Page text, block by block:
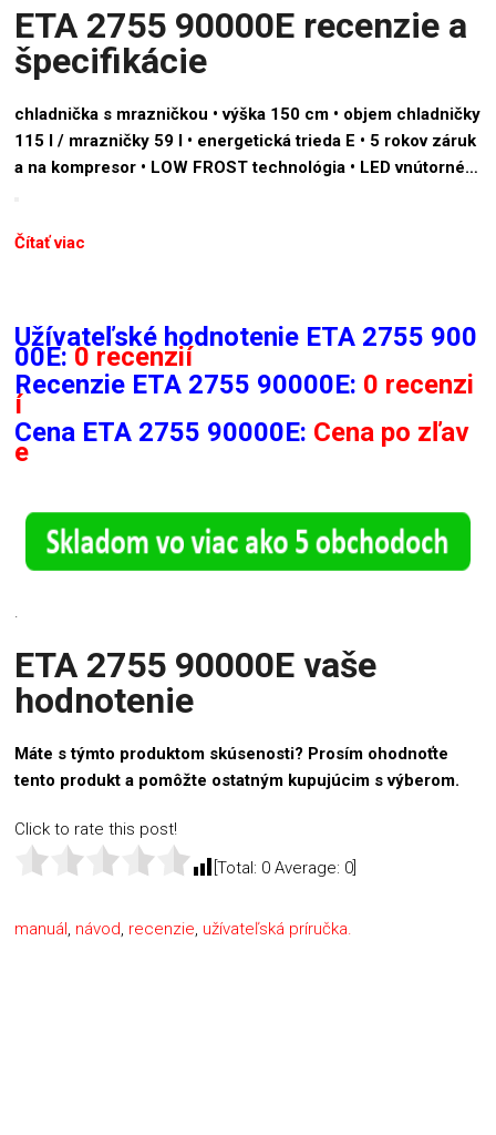
ETA 2755 90000E recenzie a
špecifikácie
chladnička s mrazničkou • výška 150 cm • objem chladničky
115 l / mrazničky 59 l • energetická trieda E • 5 rokov záruk
a na kompresor • LOW FROST technológia • LED vnútorné…
Čítať viac
Užívateľské hodnotenie ETA 2755 900
00E: 0 recenzií
Recenzie ETA 2755 90000E: 0 recenzi
í
Cena ETA 2755 90000E: Cena po zľav
e
.
ETA 2755 90000E vaše
hodnotenie
Máte s týmto produktom skúsenosti? Prosím ohodnoťte
tento produkt a pomôžte ostatným kupujúcim s výberom.
Click to rate this post!
[Total: 0 Average: 0
manuál, návod, recenzie, užívateľská príručka.